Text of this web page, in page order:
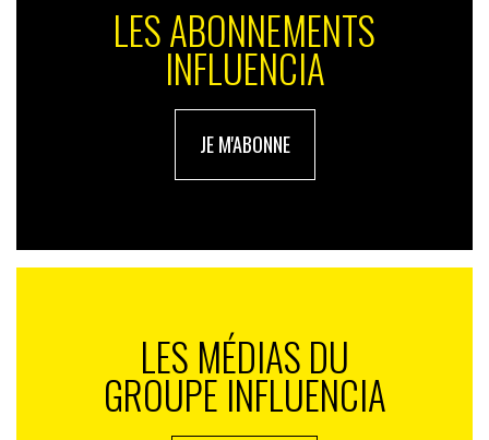
LES ABONNEMENTS
INFLUENCIA
JE M'ABONNE
LES MÉDIAS DU
GROUPE INFLUENCIA